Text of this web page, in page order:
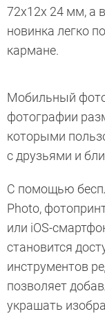
72x12x 24 мм, а
новинка легко
кармане.
Мобильный
фотографии
которыми
с друзьями и
С помощью
Photo,
или iOS-
становится
инструментов
позволяет
украшать